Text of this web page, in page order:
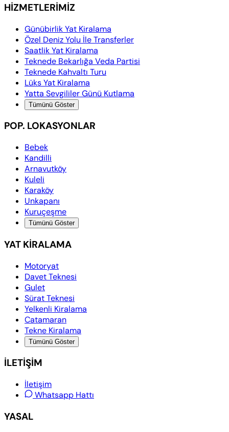
HİZMETLERİMİZ
Günübirlik Yat Kiralama
Özel Deniz Yolu İle Transferler
Saatlik Yat Kiralama
Teknede Bekarlığa Veda Partisi
Teknede Kahvaltı Turu
Lüks Yat Kiralama
Yatta Sevgililer Günü Kutlama
Tümünü Göster
POP. LOKASYONLAR
Bebek
Kandilli
Arnavutköy
Kuleli
Karaköy
Unkapanı
Kuruçeşme
Tümünü Göster
YAT KİRALAMA
Motoryat
Davet Teknesi
Gulet
Sürat Teknesi
Yelkenli Kiralama
Catamaran
Tekne Kiralama
Tümünü Göster
İLETİŞİM
İletişim
Whatsapp Hattı
YASAL